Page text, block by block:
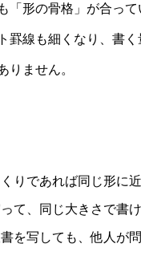
形の骨格」が合って
線も細くなり、書く
りません。
りであれば同じ形に
て、同じ大きさで書
を写しても、他人が